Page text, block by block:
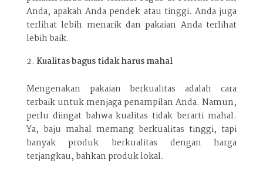
Anda, apakah Anda pendek atau tinggi. Anda juga
terlihat lebih menarik dan pakaian Anda terlihat
lebih baik.
Kualitas bagus tidak harus mahal
Mengenakan pakaian berkualitas adalah cara
terbaik untuk menjaga penampilan Anda. Namun,
perlu diingat bahwa kualitas tidak berarti mahal.
Ya, baju mahal memang berkualitas tinggi, tapi
banyak produk berkualitas dengan harga
terjangkau, bahkan produk lokal.